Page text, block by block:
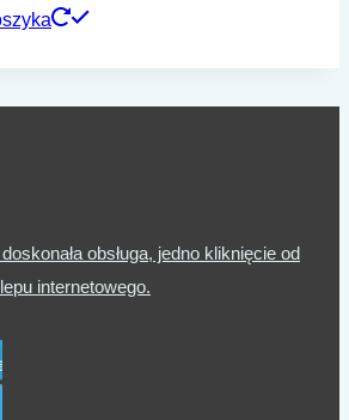
obsługa, jedno kliknięcie od
internetowego.